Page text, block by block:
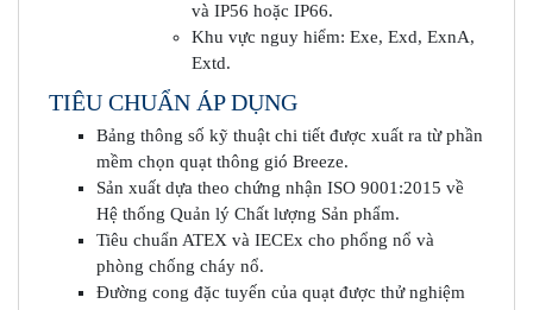
và IP56 hoặc IP66.
Khu vực nguy hiểm: Exe, Exd, ExnA,
Extd.
TIÊU CHUẨN ÁP DỤNG
Bảng thông số kỹ thuật chi tiết được xuất ra từ phần
mềm chọn quạt thông gió Breeze.
Sản xuất dựa theo chứng nhận ISO 9001:2015 về
Hệ thống Quản lý Chất lượng Sản phẩm.
Tiêu chuẩn ATEX và IECEx cho phổng nổ và
phòng chống cháy nổ.
Đường cong đặc tuyến của quạt được thử nghiệm